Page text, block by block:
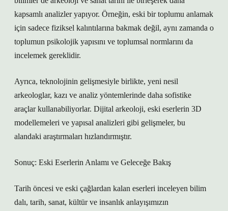
kapsamlı analizler yapıyor. Örneğin, eski bir toplumu anlamak
için sadece fiziksel kalıntılarına bakmak değil, aynı zamanda o
toplumun psikolojik yapısını ve toplumsal normlarını da
incelemek gereklidir.
Ayrıca, teknolojinin gelişmesiyle birlikte, yeni nesil
arkeologlar, kazı ve analiz yöntemlerinde daha sofistike
araçlar kullanabiliyorlar. Dijital arkeoloji, eski eserlerin 3D
modellemeleri ve yapısal analizleri gibi gelişmeler, bu
alandaki araştırmaları hızlandırmıştır.
Sonuç: Eski Eserlerin Anlamı ve Geleceğe Bakış
Tarih öncesi ve eski çağlardan kalan eserleri inceleyen bilim
dalı, tarih, sanat, kültür ve insanlık anlayışımızın